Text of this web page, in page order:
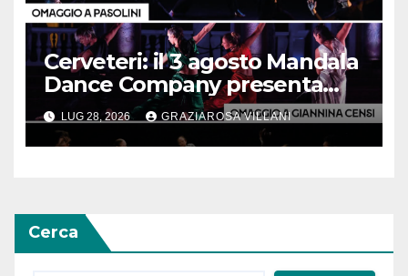
Cerveteri: il 3 agosto Mandala
Dance Company presenta
“Trittico d’autore”
LUG 28, 2026 GRAZIAROSA VILLANI
Cerca